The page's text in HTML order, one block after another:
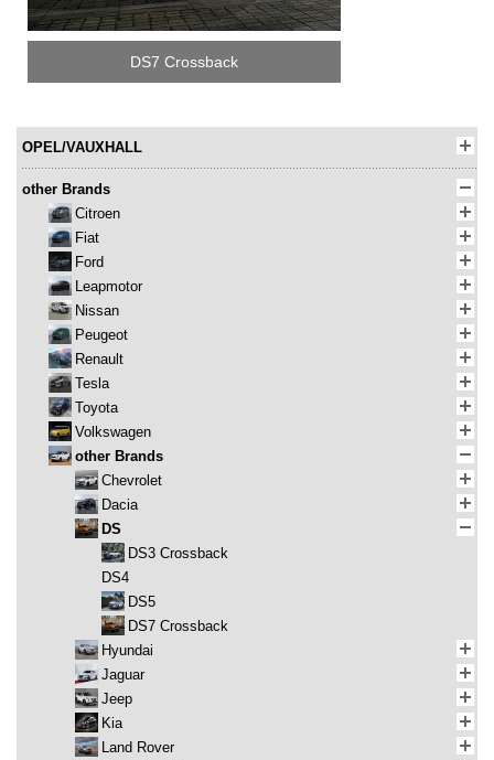
DS7 Crossback
OPEL/VAUXHALL
other Brands
Citroen
Fiat
Ford
Leapmotor
Nissan
Peugeot
Renault
Tesla
Toyota
Volkswagen
other Brands
Chevrolet
Dacia
DS
DS3 Crossback
DS4
DS5
DS7 Crossback
Hyundai
Jaguar
Jeep
Kia
Land Rover